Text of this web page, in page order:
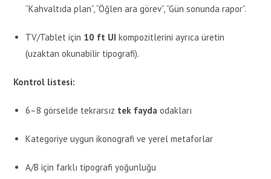
“Kahvaltıda plan”, “Öğlen ara görev”, “Gün sonunda rapor”.
TV/Tablet için 10 ft UI kompozitlerini ayrıca üretin
(uzaktan okunabilir tipografi).
Kontrol listesi:
6–8 görselde tekrarsız tek fayda odakları
Kategoriye uygun ikonografi ve yerel metaforlar
A/B için farklı tipografi yoğunluğu